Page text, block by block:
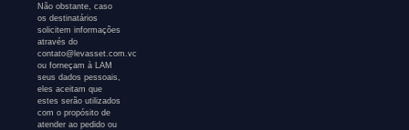
Não obstante, caso
os destinatários
solicitem informações
através do
contato@levasset.com.vc
ou forneçam à LAM
seus dados pessoais,
eles aceitam que
estes serão utilizados
com o propósito de
atender ao pedido ou